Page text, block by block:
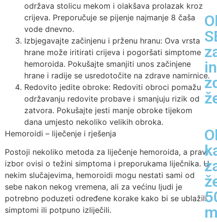
održava stolicu mekom i olakšava prolazak kroz
crijeva. Preporučuje se pijenje najmanje 8 čaša
vode dnevno.
Izbjegavajte začinjenu i prženu hranu: Ova vrsta
hrane može iritirati crijeva i pogoršati simptome
hemoroida. Pokušajte smanjiti unos začinjene
hrane i radije se usredotočite na zdrave namirnice.
Redovito jedite obroke: Redoviti obroci pomažu
održavanju redovite probave i smanjuju rizik od
zatvora. Pokušajte jesti manje obroke tijekom
dana umjesto nekoliko velikih obroka.
Hemoroidi – liječenje i rješenja
Postoji nekoliko metoda za liječenje hemoroida, a pravi
izbor ovisi o težini simptoma i preporukama liječnika. U
nekim slučajevima, hemoroidi mogu nestati sami od
sebe nakon nekog vremena, ali za većinu ljudi je
potrebno poduzeti određene korake kako bi se ublažili
simptomi ili potpuno izliječili.